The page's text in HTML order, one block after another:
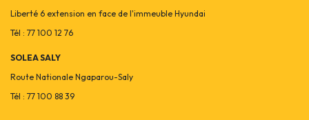
Liberté 6 extension en face de l'immeuble Hyundai
Tél : 77 100 12 76
SOLEA SALY
Route Nationale Ngaparou-Saly
Tél : 77 100 88 39